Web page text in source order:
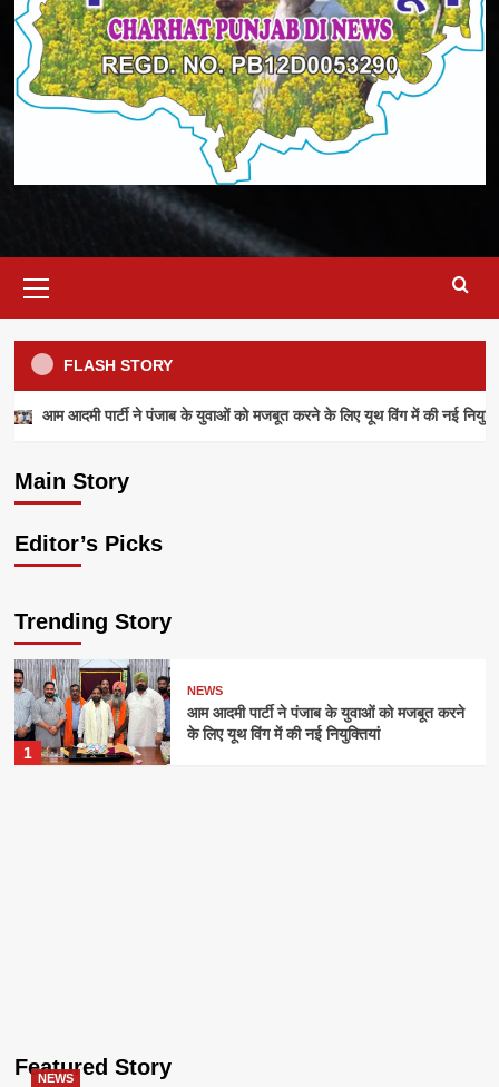
Menu
FLASH STORY
आम आदमी पार्टी ने पंजाब के युवाओं को मजबूत करने के लिए यूथ विंग में की नई
Main Story
आम आदमी पार्टी ने पंजाब के युवाओं को मजबूत करने के
admin July 28, 2026
Editor’s Picks
Trending Story
1
NEWS
आम आदमी पार्टी ने पंजाब के युवाओं को मजबूत करने
के लिए यूथ विंग में की नई नियुक्तियां
Featured Story
NEWS